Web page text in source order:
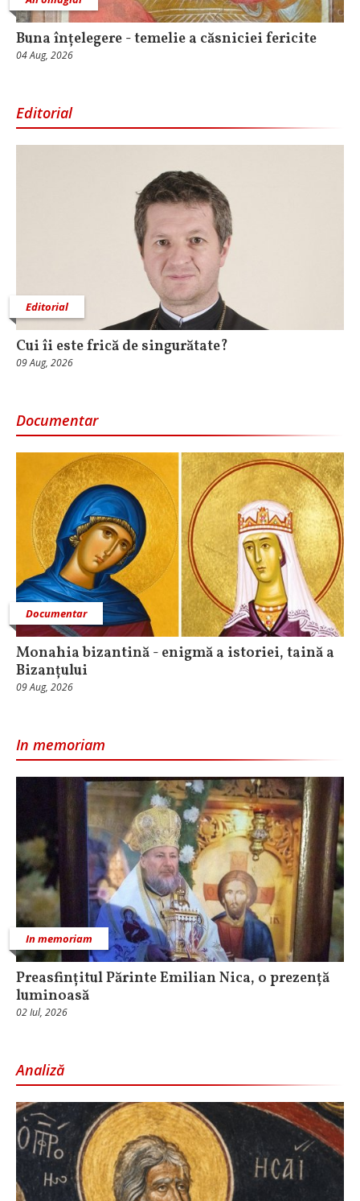
Buna înțelegere - temelie a căsniciei fericite
04 Aug, 2026
Editorial
Editorial
Cui îi este frică de singurătate?
09 Aug, 2026
Documentar
Documentar
Monahia bizantină - enigmă a istoriei, taină a
Bizanțului
09 Aug, 2026
In memoriam
In memoriam
Preasfințitul Părinte Emilian Nica, o prezență
luminoasă
02 Iul, 2026
Analiză